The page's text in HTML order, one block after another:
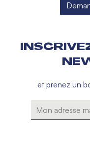
et prenez un